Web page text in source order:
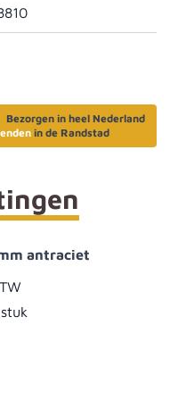
Bezorgen in heel Nederland
in de Randstad
antraciet